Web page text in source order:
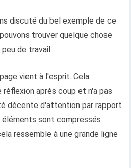
discuté du bel exemple de ce
trouver quelque chose
de travail.
vient à l'esprit. Cela
après coup et n'a pas
décente d'attention par rapport
sont compressés
ressemble à une grande ligne